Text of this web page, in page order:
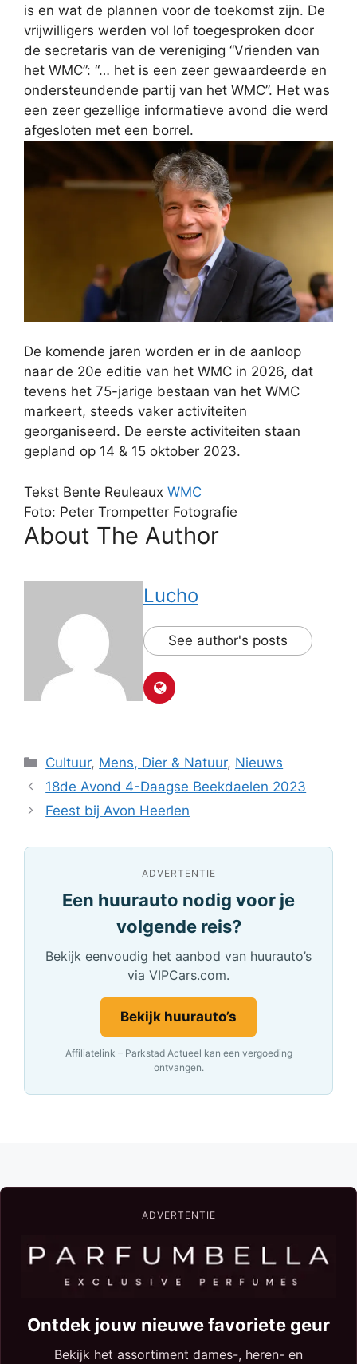
is en wat de plannen voor de toekomst zijn. De
vrijwilligers werden vol lof toegesproken door
de secretaris van de vereniging “Vrienden van
het WMC”: “… het is een zeer gewaardeerde en
ondersteundende partij van het WMC”. Het was
een zeer gezellige informatieve avond die werd
afgesloten met een borrel.
De komende jaren worden er in de aanloop
naar de 20e editie van het WMC in 2026, dat
tevens het 75-jarige bestaan van het WMC
markeert, steeds vaker activiteiten
georganiseerd. De eerste activiteiten staan
gepland op 14 & 15 oktober 2023.
Tekst Bente Reuleaux WMC
Foto: Peter Trompetter Fotografie
About The Author
Lucho
See author's posts
Categorieën
Cultuur, Mens, Dier & Natuur, Nieuws
18de Avond 4-Daagse Beekdaelen 2023
Feest bij Avon Heerlen
ADVERTENTIE
Een huurauto nodig voor je
volgende reis?
Bekijk eenvoudig het aanbod van huurauto’s
via VIPCars.com.
Bekijk huurauto’s
Affiliatelink – Parkstad Actueel kan een vergoeding
ontvangen.
ADVERTENTIE
Ontdek jouw nieuwe favoriete geur
Bekijk het assortiment dames-, heren- en